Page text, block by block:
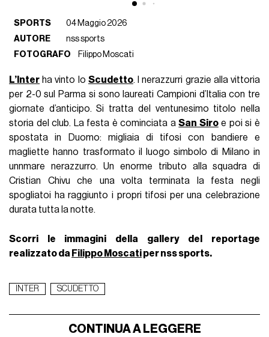
SPORTS
04 Maggio 2026
AUTORE
nss sports
FOTOGRAFO
Filippo Moscati
L’Inter ha vinto lo Scudetto. I nerazzurri grazie alla vittoria
per 2-0 sul Parma si sono laureati Campioni d’Italia con tre
giornate d’anticipo. Si tratta del ventunesimo titolo nella
storia del club. La festa è cominciata aSan Siroe poi si è
spostata in Duomo: migliaia di tifosi con bandiere e
magliette hanno trasformato il luogo simbolo di Milano in
unnmare nerazzurro. Un enorme tributo alla squadra di
Cristian Chivu che una volta terminata la festa negli
spogliatoi ha raggiunto i propri tifosi per una celebrazione
durata tutta la notte.
Scorri le immagini della gallery del reportage
realizzato da Filippo Moscatiper nss sports.
INTER SCUDETTO
CONTINUA A LEGGERE